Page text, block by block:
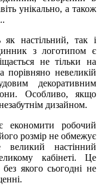
унікально, а також
як настільний, так і
з логотипом є
не тільки на
порівняно невеликій
декоративним
Особливо, якщо
дизайном.
економити робочий
розмір не обмежує
великий настінний
кабінеті. Це
якого сьогодні не